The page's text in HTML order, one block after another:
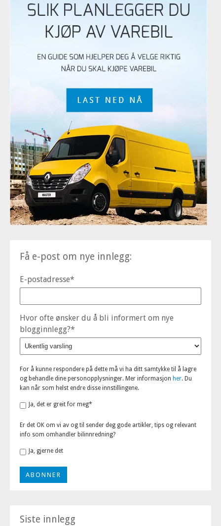
Få e-post om nye innlegg:
E-postadresse*
Hvor ofte ønsker du å bli informert om nye
blogginnlegg?*
For å kunne respondere på dette må vi ha ditt samtykke til å lagre
og behandle dine personopplysninger. Mer informasjon her. Du
kan når som helst endre disse innstillingene.
Ja, det er greit for meg*
Er det OK om vi av og til sender deg gode artikler, tips og relevant
info som omhandler bilinnredning?
Ja, gjerne det
Siste innlegg